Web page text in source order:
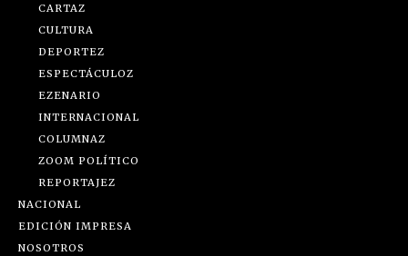
CARTAZ
CULTURA
DEPORTEZ
ESPECTÁCULOZ
EZENARIO
INTERNACIONAL
COLUMNAZ
ZOOM POLÍTICO
REPORTAJEZ
NACIONAL
EDICIÓN IMPRESA
NOSOTROS